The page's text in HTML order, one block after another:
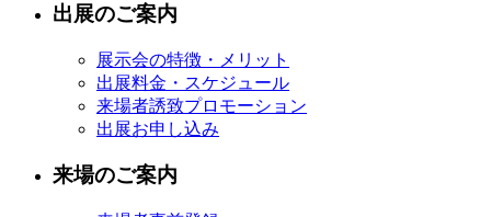
出展のご案内
展示会の特徴・メリット
出展料金・スケジュール
来場者誘致プロモーション
出展お申し込み
来場のご案内